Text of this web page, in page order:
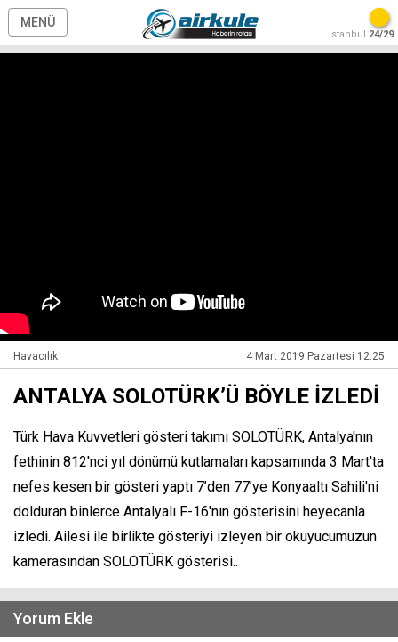
MENÜ
İstanbul 24/29
Havacılık 4 Mart 2019 Pazartesi 12:25
ANTALYA SOLOTÜRK’Ü BÖYLE İZLEDİ
Türk Hava Kuvvetleri gösteri takımı SOLOTÜRK, Antalya'nın
fethinin 812'nci yıl dönümü kutlamaları kapsamında 3 Mart'ta
nefes kesen bir gösteri yaptı 7’den 77’ye Konyaaltı Sahili'ni
dolduran binlerce Antalyalı F-16'nın gösterisini heyecanla
izledi. Ailesi ile birlikte gösteriyi izleyen bir okuyucumuzun
kamerasından SOLOTÜRK gösterisi..
Yorum Ekle